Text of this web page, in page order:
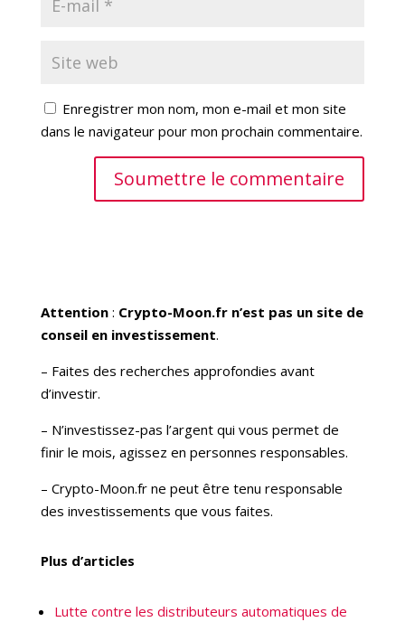
Enregistrer mon nom, mon e-mail et mon site
dans le navigateur pour mon prochain commentaire.
Soumettre le commentaire
Attention: Crypto-Moon.fr n’est pas un site de
conseil en investissement.
– Faites des recherches approfondies avant
d’investir.
– N’investissez-pas l’argent qui vous permet de
finir le mois, agissez en personnes responsables.
– Crypto-Moon.fr ne peut être tenu responsable
des investissements que vous faites.
Plus d’articles
Lutte contre les distributeurs automatiques de